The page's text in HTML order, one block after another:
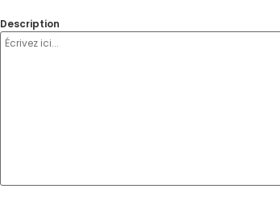
Description